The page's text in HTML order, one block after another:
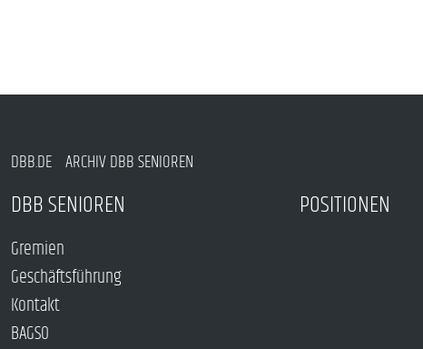
DBB.DE ARCHIV DBB SENIOREN
DBB SENIOREN
Gremien
Geschäftsführung
Kontakt
BAGSO
POSITIONEN